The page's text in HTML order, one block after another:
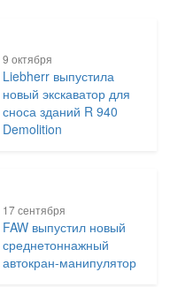
9 октября
Liebherr выпустила
новый экскаватор для
сноса зданий R 940
Demolition
17 сентября
FAW выпустил новый
среднетоннажный
автокран-манипулятор